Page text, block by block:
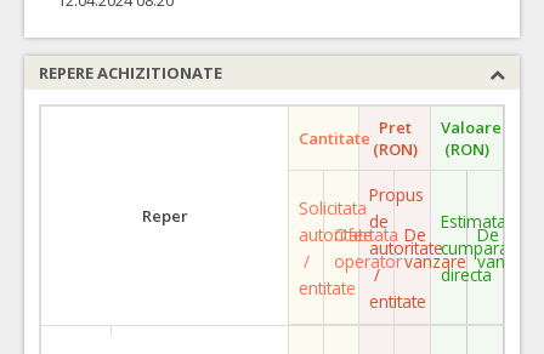
REPERE ACHIZITIONATE
Reper
Cantitate Pret
(RON)
Valoare
(RON)
Solicitata
autoritate
/
entitate
Ofertata
operator
Propus
de
autoritate
/
entitate
De
vanzare
Estimata
cumparare
directa
De
vanzare